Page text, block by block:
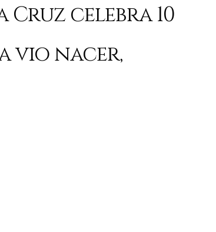
Cruz celebra 10
vio nacer,